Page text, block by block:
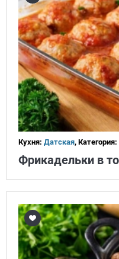
Кухня: Датская, Категория:
Фрикадельки в